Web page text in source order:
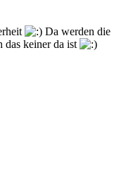
Da werden die
das keiner da ist